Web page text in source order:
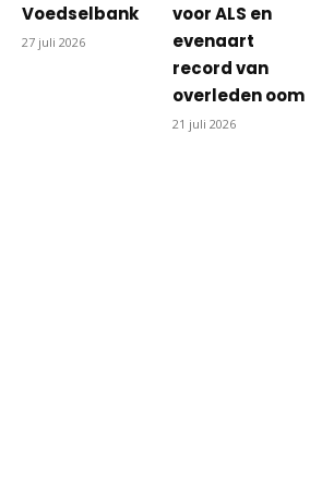
Voedselbank
27 juli 2026
voor ALS en
evenaart
record van
overleden oom
21 juli 2026